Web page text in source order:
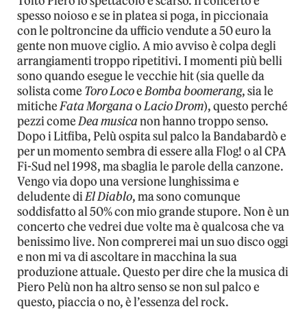
spesso noioso e se in platea si poga, in piccionaia
con le poltroncine da ufficio vendute a 50 euro la
gente non muove ciglio. A mio avviso è colpa degli
arrangiamenti troppo ripetitivi. I momenti più belli
sono quando esegue le vecchie hit (sia quelle da
solista come Toro LocoeBomba boomerang, sia le
miticheFata MorganaoLacio Drom), questo perché
pezzi comeDea musicanon hanno troppo senso.
Dopo i Litfiba, Pelù ospita sul palco la Bandabardò e
per un momento sembra di essere alla Flog! o al CPA
Fi-Sud nel 1998, ma sbaglia le parole della canzone.
Vengo via dopo una versione lunghissima e
deludente diEl Diablo, ma sono comunque
soddisfatto al 50% con mio grande stupore. Non è un
concerto che vedrei due volte ma è qualcosa che va
benissimo live. Non comprerei mai un suo disco oggi
e non mi va di ascoltare in macchina la sua
produzione attuale. Questo per dire che la musica di
Piero Pelù non ha altro senso se non sul palco e
questo, piaccia o no, è l’essenza del rock.